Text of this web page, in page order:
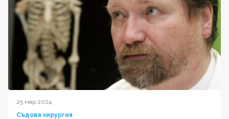
25 мар 2024
Съдова хирургия